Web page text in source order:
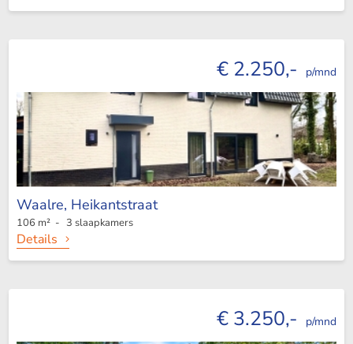
€ 2.250,- p/mnd
Waalre, Heikantstraat
106 m² - 3 slaapkamers
Details
€ 3.250,- p/mnd